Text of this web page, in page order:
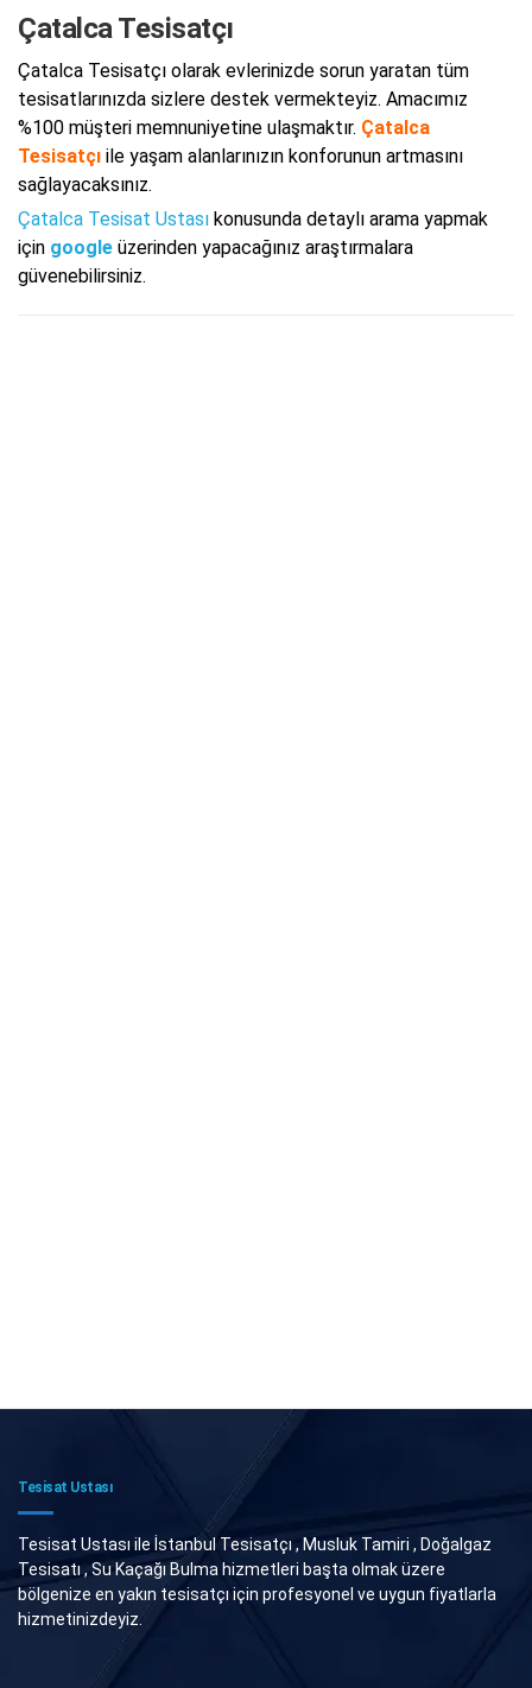
Çatalca Tesisatçı
Çatalca Tesisatçı olarak evlerinizde sorun yaratan tüm
tesisatlarınızda sizlere destek vermekteyiz. Amacımız
%100 müşteri memnuniyetine ulaşmaktır. Çatalca
Tesisatçı ile yaşam alanlarınızın konforunun artmasını
sağlayacaksınız.
Çatalca Tesisat Ustası konusunda detaylı arama yapmak
için google üzerinden yapacağınız araştırmalara
güvenebilirsiniz.
Tesisat Ustası
Tesisat Ustası ile İstanbul Tesisatçı , Musluk Tamiri , Doğalgaz
Tesisatı , Su Kaçağı Bulma hizmetleri başta olmak üzere
bölgenize en yakın tesisatçı için profesyonel ve uygun fiyatlarla
hizmetinizdeyiz.